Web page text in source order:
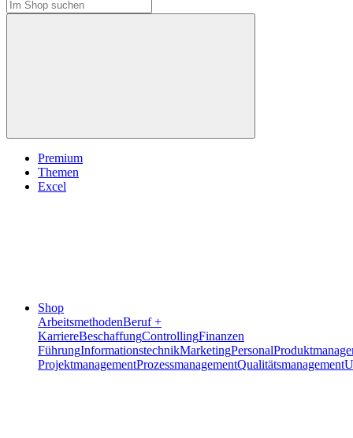
Premium
Themen
Excel
Shop
ArbeitsmethodenBeruf +
KarriereBeschaffungControllingFinanzen
FührungInformationstechnikMarketingPersonal
ProjektmanagementProzessmanagementQualitätsmanagement